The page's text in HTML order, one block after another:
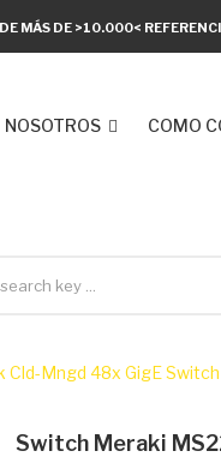
MÁS DE >10.000<
NOSOTROS COMO
Mngd 48x GigE Switch
Switch Meraki